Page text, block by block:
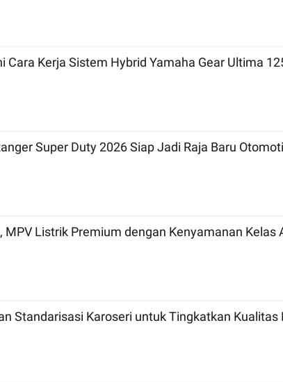
Cara Kerja Sistem Hybrid Yamaha Gear Ultima
Super Duty 2026 Siap Jadi Raja Baru
MPV Listrik Premium dengan Kenyamanan Kelas
Standarisasi Karoseri untuk Tingkatkan Kualitas